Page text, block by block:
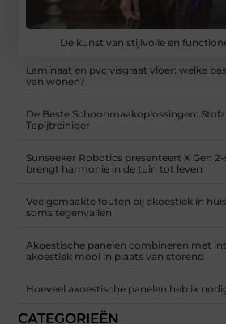
De kunst van stijlvolle en
Laminaat en pvc visgraat vloer: welke
van wonen?
De Beste Schoonmaakoplossingen:
Tapijtreiniger
Sunseeker Robotics presenteert X Gen
brengt harmonie in de tuin tot leven
Veelgemaakte fouten bij akoestiek in
soms tegenvallen
Akoestische panelen combineren met
akoestiek mooi in plaats van storend
Hoeveel akoestische panelen heb ik
CATEGORIEËN